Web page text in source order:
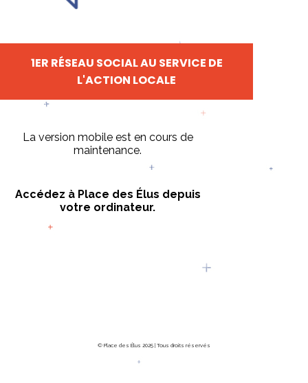
1ER RÉSEAU SOCIAL AU SERVICE DE
L'ACTION LOCALE
La version mobile est en cours de
maintenance.
Accédez à Place des Élus depuis
votre ordinateur.
© Place des Élus 2025 | Tous droits réservés